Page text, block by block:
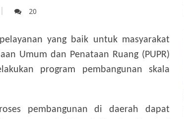
20
yang baik untuk masyarakat
Umum dan Penataan Ruang (PUPR)
program pembangunan skala
pembangunan di daerah dapat